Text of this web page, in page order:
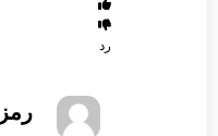
رد